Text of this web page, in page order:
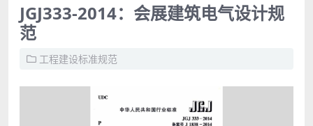
JGJ333-2014：会展建筑电气设计规
范
工程建设标准规范